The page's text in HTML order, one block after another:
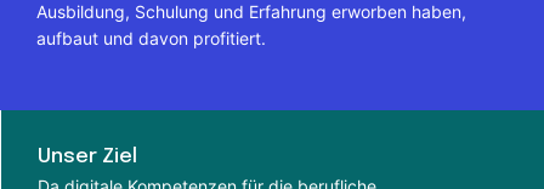
Ausbildung, Schulung und Erfahrung erworben haben,
aufbaut und davon profitiert.
Unser Ziel